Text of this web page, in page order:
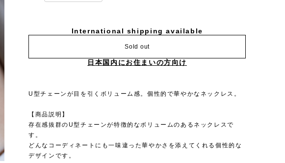
International shipping available
Sold out
日本国内にお住まいの方向け
U型チェーンが目を引くボリューム感。個性的で華やかなネックレス。
【商品説明】
存在感抜群のU型チェーンが特徴的なボリュームのあるネックレスで
す。
どんなコーディネートにも一味違った華やかさを添えてくれる個性的な
デザインです。